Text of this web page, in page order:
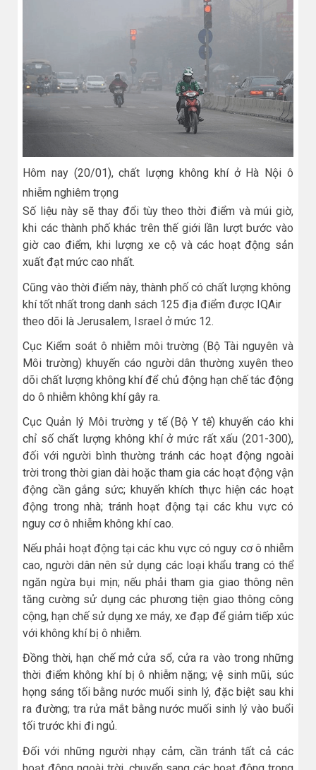
Hôm nay (20/01), chất lượng không khí ở Hà Nội ô
nhiễm nghiêm trọng
Số liệu này sẽ thay đổi tùy theo thời điểm và múi giờ,
khi các thành phố khác trên thế giới lần lượt bước vào
giờ cao điểm, khi lượng xe cộ và các hoạt động sản
xuất đạt mức cao nhất.
Cũng vào thời điểm này, thành phố có chất lượng không
khí tốt nhất trong danh sách 125 địa điểm được IQAir
theo dõi là Jerusalem, Israel ở mức 12.
Cục Kiểm soát ô nhiễm môi trường (Bộ Tài nguyên và
Môi trường) khuyến cáo người dân thường xuyên theo
dõi chất lượng không khí để chủ động hạn chế tác động
do ô nhiễm không khí gây ra.
Cục Quản lý Môi trường y tế (Bộ Y tế) khuyến cáo khi
chỉ số chất lượng không khí ở mức rất xấu (201-300),
đối với người bình thường tránh các hoạt động ngoài
trời trong thời gian dài hoặc tham gia các hoạt động vận
động cần gắng sức; khuyến khích thực hiện các hoạt
động trong nhà; tránh hoạt động tại các khu vực có
nguy cơ ô nhiễm không khí cao.
Nếu phải hoạt động tại các khu vực có nguy cơ ô nhiễm
cao, người dân nên sử dụng các loại khẩu trang có thể
ngăn ngừa bụi mịn; nếu phải tham gia giao thông nên
tăng cường sử dụng các phương tiện giao thông công
cộng, hạn chế sử dụng xe máy, xe đạp để giảm tiếp xúc
với không khí bị ô nhiễm.
Đồng thời, hạn chế mở cửa sổ, cửa ra vào trong những
thời điểm không khí bị ô nhiễm nặng; vệ sinh mũi, súc
họng sáng tối bằng nước muối sinh lý, đặc biệt sau khi
ra đường; tra rửa mắt bằng nước muối sinh lý vào buổi
tối trước khi đi ngủ.
Đối với những người nhạy cảm, cần tránh tất cả các